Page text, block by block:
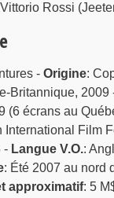
Rossi
-Origine:
Britannique,
(6 écrans au
International Film
- Langue V.O.:
: Été 2007 au nord
approximatif: 5